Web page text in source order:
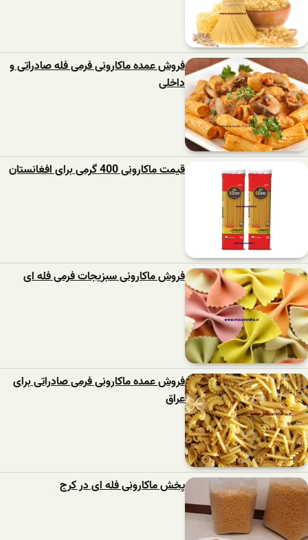
فروش عمده ماکارونی فرمی فله صادراتی و
داخلی
قیمت ماکارونی 400 گرمی برای افغانستان
فروش ماکارونی سبزیجات فرمی فله ای
فروش عمده ماکارونی فرمی صادراتی برای
عراق
پخش ماکارونی فله ای در کرج